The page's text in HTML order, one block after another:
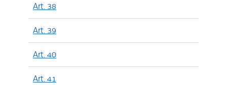
Art. 38
Art. 39
Art. 40
Art. 41